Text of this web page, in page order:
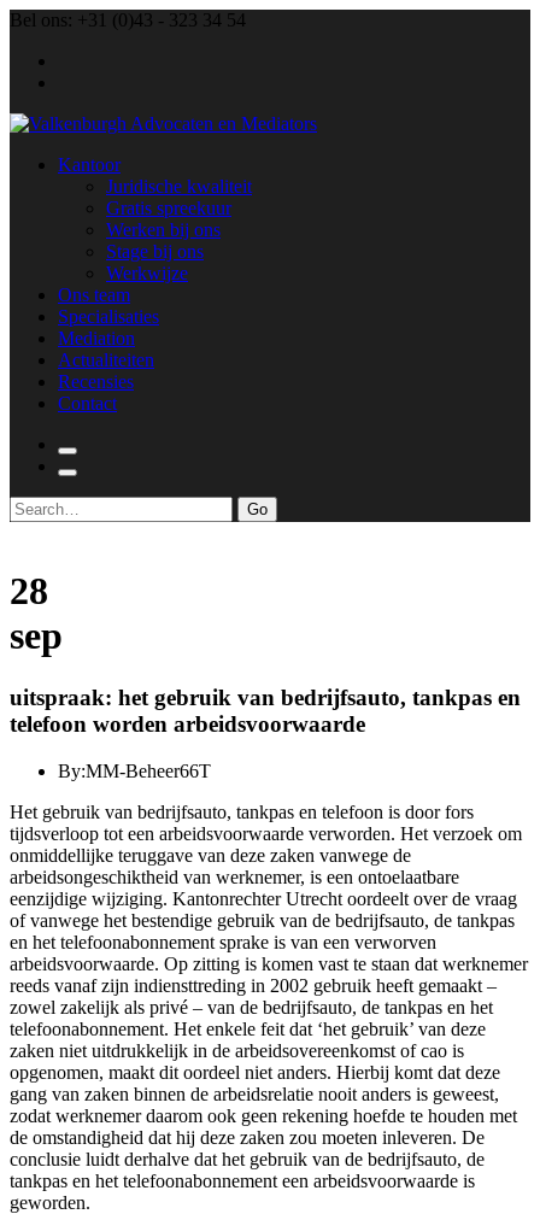
Bel ons: +31 (0)43 - 323 34 54
Kantoor
Juridische kwaliteit
Gratis spreekuur
Werken bij ons
Stage bij ons
Werkwijze
Ons team
Specialisaties
Mediation
Actualiteiten
Recensies
Contact
Search
for:
28
sep
uitspraak: het gebruik van bedrijfsauto, tankpas en
telefoon worden arbeidsvoorwaarde
By:MM-Beheer66T
Het gebruik van bedrijfsauto, tankpas en telefoon is door fors
tijdsverloop tot een arbeidsvoorwaarde verworden. Het verzoek om
onmiddellijke teruggave van deze zaken vanwege de
arbeidsongeschiktheid van werknemer, is een ontoelaatbare
eenzijdige wijziging. Kantonrechter Utrecht oordeelt over de vraag
of vanwege het bestendige gebruik van de bedrijfsauto, de tankpas
en het telefoonabonnement sprake is van een verworven
arbeidsvoorwaarde. Op zitting is komen vast te staan dat werknemer
reeds vanaf zijn indiensttreding in 2002 gebruik heeft gemaakt –
zowel zakelijk als privé – van de bedrijfsauto, de tankpas en het
telefoonabonnement. Het enkele feit dat ‘het gebruik’ van deze
zaken niet uitdrukkelijk in de arbeidsovereenkomst of cao is
opgenomen, maakt dit oordeel niet anders. Hierbij komt dat deze
gang van zaken binnen de arbeidsrelatie nooit anders is geweest,
zodat werknemer daarom ook geen rekening hoefde te houden met
de omstandigheid dat hij deze zaken zou moeten inleveren. De
conclusie luidt derhalve dat het gebruik van de bedrijfsauto, de
tankpas en het telefoonabonnement een arbeidsvoorwaarde is
geworden.